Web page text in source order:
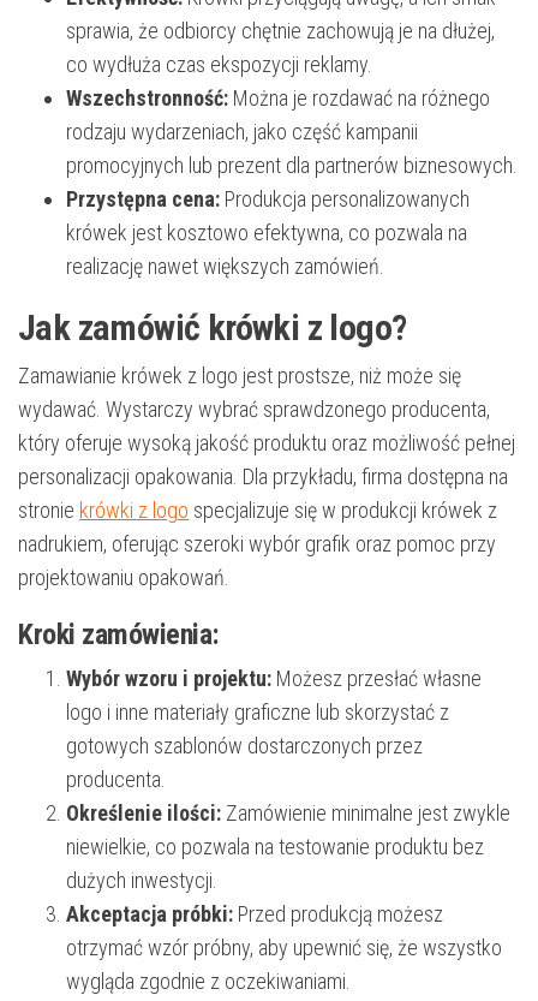
sprawia, że odbiorcy chętnie zachowują je na dłużej,
co wydłuża czas ekspozycji reklamy.
Wszechstronność: Można je rozdawać na różnego
rodzaju wydarzeniach, jako część kampanii
promocyjnych lub prezent dla partnerów biznesowych.
Przystępna cena: Produkcja personalizowanych
krówek jest kosztowo efektywna, co pozwala na
realizację nawet większych zamówień.
Jak zamówić krówki z logo?
Zamawianie krówek z logo jest prostsze, niż może się
wydawać. Wystarczy wybrać sprawdzonego producenta,
który oferuje wysoką jakość produktu oraz możliwość pełnej
personalizacji opakowania. Dla przykładu, firma dostępna na
stronie krówki z logo specjalizuje się w produkcji krówek z
nadrukiem, oferując szeroki wybór grafik oraz pomoc przy
projektowaniu opakowań.
Kroki zamówienia:
Wybór wzoru i projektu: Możesz przesłać własne
logo i inne materiały graficzne lub skorzystać z
gotowych szablonów dostarczonych przez
producenta.
Określenie ilości: Zamówienie minimalne jest zwykle
niewielkie, co pozwala na testowanie produktu bez
dużych inwestycji.
Akceptacja próbki: Przed produkcją możesz
otrzymać wzór próbny, aby upewnić się, że wszystko
wygląda zgodnie z oczekiwaniami.